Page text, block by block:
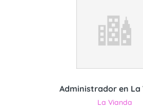
Administrador en La
La Vianda